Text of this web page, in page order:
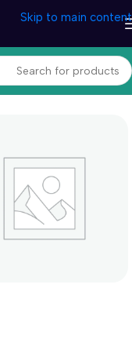
Skip to main content
עמוד הבית/כללי